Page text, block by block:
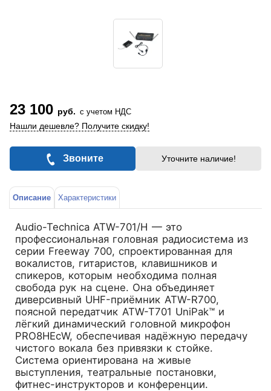
23 100 руб. с учетом НДС
Нашли дешевле? Получите скидку!
Звоните Уточните наличие!
Описание Характеристики
Audio-Technica ATW-701/H — это
профессиональная головная радиосистема из
серии Freeway 700, спроектированная для
вокалистов, гитаристов, клавишников и
спикеров, которым необходима полная
свобода рук на сцене. Она объединяет
диверсивный UHF-приёмник ATW-R700,
поясной передатчик ATW-T701 UniPak™ и
лёгкий динамический головной микрофон
PRO8HEcW, обеспечивая надёжную передачу
чистого вокала без привязки к стойке.
Система ориентирована на живые
выступления, театральные постановки,
фитнес-инструкторов и конференции.